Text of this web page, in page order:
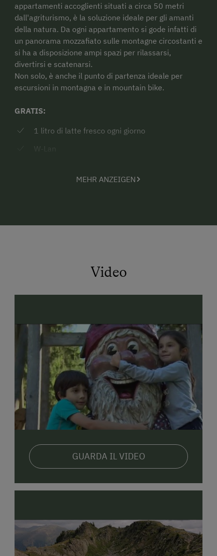
appartamenti accoglienti situati a circa 50 metri
dall'agriturismo, è la soluzione ideale per gli amanti
della natura. Da ogni appartamento si gode infatti di
un panorama mozzafiato sulle montagne circostanti e
si ha a disposizione ampi spazi per rilassarsi,
divertirsi e scatenarsi.
Non solo, è anche il punto di partenza ideale per
escursioni in montagna e in mountain bike.
GRATIS:
1 litro di latte fresco ogni giorno
W-Lan
MEHR ANZEIGEN
Video
GUARDA IL VIDEO